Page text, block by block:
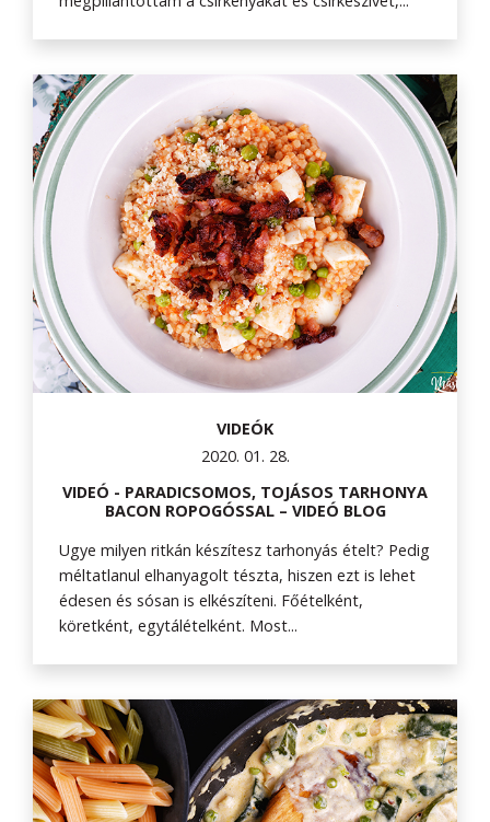
VIDEÓK
2020. 01. 28.
VIDEÓ - PARADICSOMOS, TOJÁSOS TARHONYA
BACON ROPOGÓSSAL – VIDEÓ BLOG
Ugye milyen ritkán készítesz tarhonyás ételt? Pedig
méltatlanul elhanyagolt tészta, hiszen ezt is lehet
édesen és sósan is elkészíteni. Főételként,
köretként, egytálételként. Most...